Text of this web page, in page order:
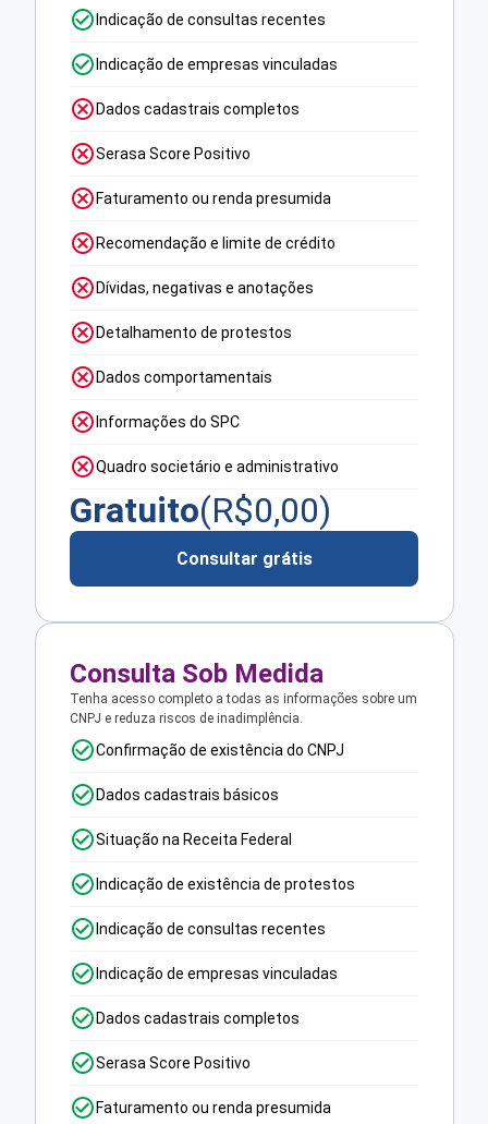
Indicação de consultas recentes
Indicação de empresas vinculadas
Dados cadastrais completos
Serasa Score Positivo
Faturamento ou renda presumida
Recomendação e limite de crédito
Dívidas, negativas e anotações
Detalhamento de protestos
Dados comportamentais
Informações do SPC
Quadro societário e administrativo
Gratuito(R$0,00)
Consultar grátis
Consulta Sob Medida
Tenha acesso completo a todas as informações sobre um
CNPJ e reduza riscos de inadimplência.
Confirmação de existência do CNPJ
Dados cadastrais básicos
Situação na Receita Federal
Indicação de existência de protestos
Indicação de consultas recentes
Indicação de empresas vinculadas
Dados cadastrais completos
Serasa Score Positivo
Faturamento ou renda presumida